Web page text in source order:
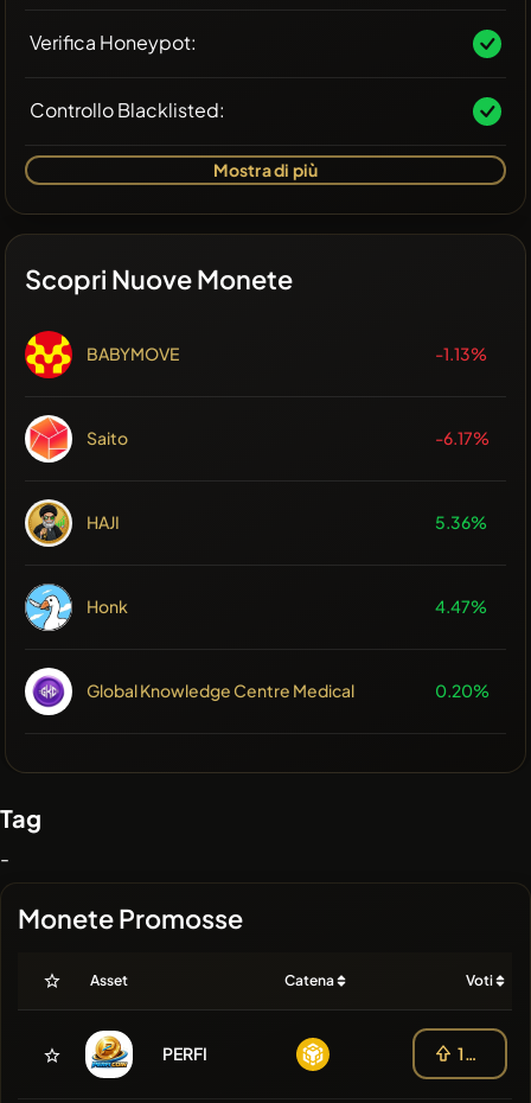
Verifica Honeypot:
Controllo Blacklisted:
Mostra di più
Scopri Nuove Monete
BABYMOVE -1.13%
Saito -6.17%
HAJI 5.36%
Honk 4.47%
Global Knowledge Centre Medical 0.20%
Tag
-
Monete Promosse
Asset Catena Voti
PERFI 103